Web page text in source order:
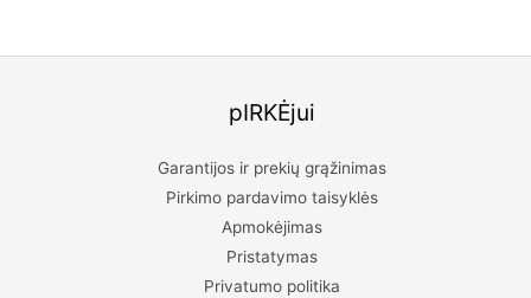
pIRKĖjui
Garantijos ir prekių grąžinimas
Pirkimo pardavimo taisyklės
Apmokėjimas
Pristatymas
Privatumo politika